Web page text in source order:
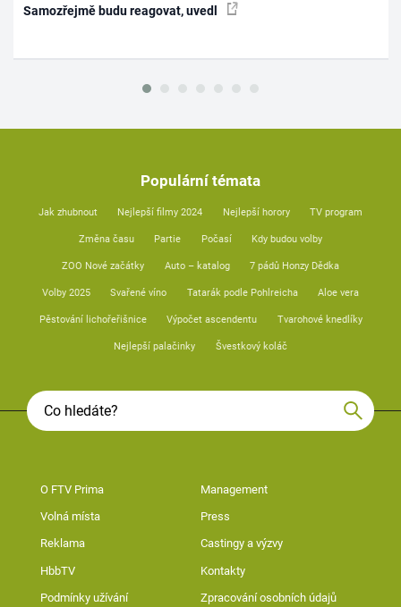
Samozřejmě budu reagovat, uvedl
Populární témata
Jak zhubnout Nejlepší filmy 2024 Nejlepší horory TV program
Změna času Partie Počasí Kdy budou volby
ZOO Nové začátky Auto – katalog 7 pádů Honzy Dědka
Volby 2025 Svařené víno Tatarák podle Pohlreicha Aloe vera
Pěstování lichořeřišnice Výpočet ascendentu Tvarohové knedlíky
Nejlepší palačinky Švestkový koláč
O FTV Prima Management
Volná místa Press
Reklama Castingy a výzvy
HbbTV Kontakty
Podmínky užívání Zpracování osobních údajů